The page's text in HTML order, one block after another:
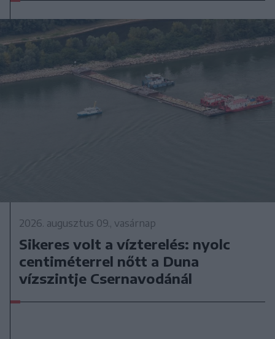
2026. augusztus 09., vasárnap
Sikeres volt a vízterelés: nyolc
centiméterrel nőtt a Duna
vízszintje Csernavodánál